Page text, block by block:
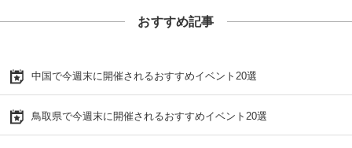
おすすめ記事
中国で今週末に開催されるおすすめイベント20選
鳥取県で今週末に開催されるおすすめイベント20選